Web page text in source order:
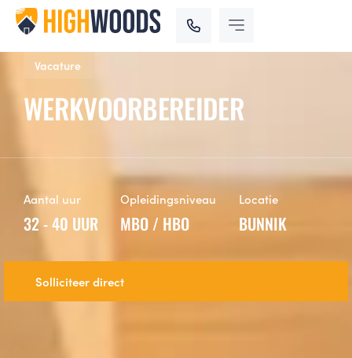
Vacature
WERKVOORBEREIDER
Aantal uur
32 - 40 UUR
Opleidingsniveau
MBO / HBO
Locatie
BUNNIK
Solliciteer direct